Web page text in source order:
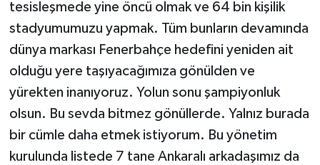
tesisleşmede yine öncü olmak ve 64 bin kişilik
stadyumumuzu yapmak. Tüm bunların devamında
dünya markası Fenerbahçe hedefini yeniden ait
olduğu yere taşıyacağımıza gönülden ve
yürekten inanıyoruz. Yolun sonu şampiyonluk
olsun. Bu sevda bitmez gönüllerde. Yalnız burada
bir cümle daha etmek istiyorum. Bu yönetim
kurulunda listede 7 tane Ankaralı arkadaşımız da